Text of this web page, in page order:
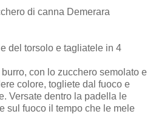
di canna Demerara
del torsolo e tagliatele in 4
con lo zucchero semolato e
colore, togliete dal fuoco e
Versate dentro la padella le
sul fuoco il tempo che le mele